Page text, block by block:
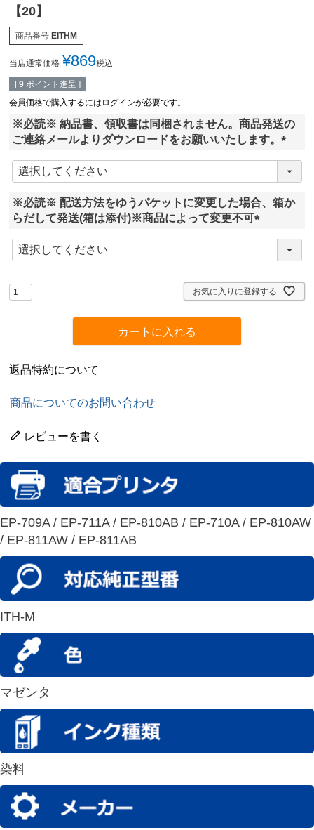
【20】
商品番号 EITHM
当店通常価格 ¥869税込
[ 9 ポイント進呈 ]
会員価格で購入するにはログインが必要です。
※必読※ 納品書、領収書は同梱されません。商品発送の
ご連絡メールよりダウンロードをお願いいたします。
(
必
)
※必読※ 配送方法をゆうパケットに変更した場合、箱か
らだして発送(箱は添付)※商品によって変更不可
(
)
お気に入りに登録する
カートに入れる
返品特約について
商品についてのお問い合わせ
レビューを書く
EP-709A / EP-711A / EP-810AB / EP-710A / EP-810AW
/ EP-811AW / EP-811AB
ITH-M
マゼンタ
染料